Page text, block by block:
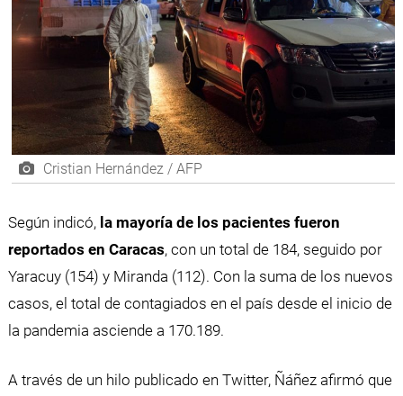
Cristian Hernández / AFP
Según indicó, la mayoría de los pacientes fueron
reportados en Caracas, con un total de 184, seguido por
Yaracuy (154) y Miranda (112). Con la suma de los nuevos
casos, el total de contagiados en el país desde el inicio de
la pandemia asciende a 170.189.
A través de un hilo publicado en Twitter, Ñáñez afirmó que